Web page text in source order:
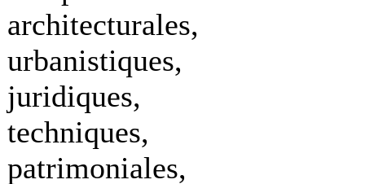
architecturales,
urbanistiques,
juridiques,
techniques,
patrimoniales,